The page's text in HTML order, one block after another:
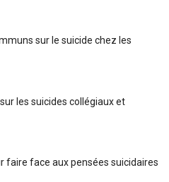
sur le suicide chez les
les suicides collégiaux et
faire face aux pensées suicidaires